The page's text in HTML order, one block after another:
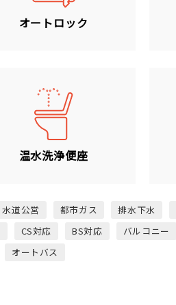
オートロック
温水洗浄便座
水道公営 都市ガス 排水下水
CS対応 BS対応 バルコニー
オートバス